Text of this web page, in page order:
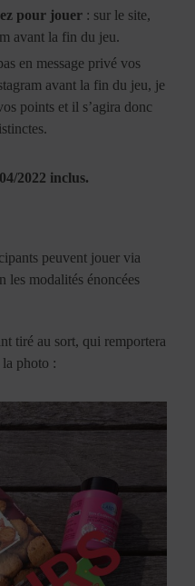
pour jouer : sur le site,
avant la fin du jeu.
en message privé vos
avant la fin du jeu, je
points et il s’agira donc
2022 inclus.
peuvent jouer via
les modalités énoncées
tiré au sort, qui remportera
photo :